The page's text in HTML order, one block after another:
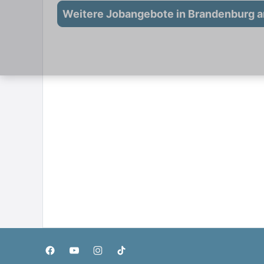
Weitere Jobangebote in Brandenburg